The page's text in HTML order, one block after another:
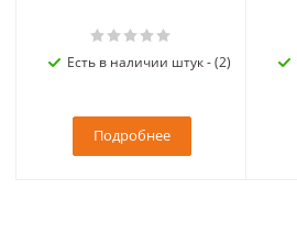
Есть в наличии штук - (2)
Подробнее